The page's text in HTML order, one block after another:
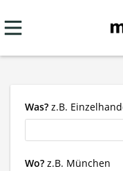
Was? z.B.
Wo? z.B. München